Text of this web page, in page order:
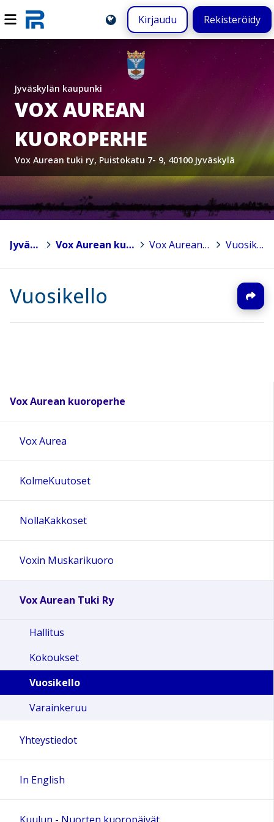
Kirjaudu Rekisteröidy
Jyväskylän kaupunki
VOX AUREAN
KUOROPERHE
Vox Aurean tuki ry, Puistokatu 7- 9, 40100 Jyväskylä
Jyväskylä > Vox Aurean kuoroperhe > Vox Aurean Tuki Ry > Vuosikello
Vuosikello
Vox Aurean kuoroperhe
Vox Aurea
KolmeKuutoset
NollaKakkoset
Voxin Muskarikuoro
Vox Aurean Tuki Ry
Hallitus
Kokoukset
Vuosikello
Varainkeruu
Yhteystiedot
In English